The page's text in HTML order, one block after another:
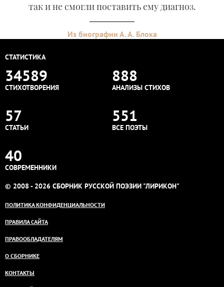
так и не смогли поставить ему диагноз.
Из биографии А. А. Блока
СТАТИСТИКА
34589
СТИХОТВОРЕНИЯ
888
АНАЛИЗЫ СТИХОВ
57
СТАТЬИ
551
ВСЕ ПОЭТЫ
40
СОВРЕМЕННИКИ
© 2008 - 2026 СБОРНИК РУССКОЙ ПОЭЗИИ "ЛИРИКОН"
ПОЛИТИКА КОНФИДЕНЦИАЛЬНОСТИ
ПРАВИЛА САЙТА
ПРАВООБЛАДАТЕЛЯМ
О СБОРНИКЕ
КОНТАКТЫ